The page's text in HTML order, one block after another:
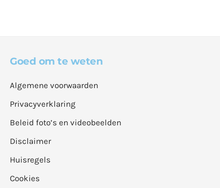
Goed om te weten
Algemene voorwaarden
Privacyverklaring
Beleid foto’s en videobeelden
Disclaimer
Huisregels
Cookies